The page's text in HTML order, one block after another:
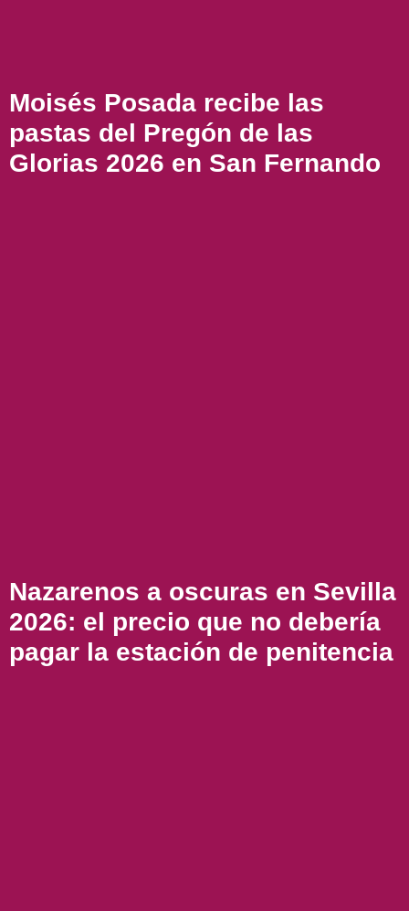
Moisés Posada recibe las
pastas del Pregón de las
Glorias 2026 en San Fernando
Nazarenos a oscuras en Sevilla
2026: el precio que no debería
pagar la estación de penitencia